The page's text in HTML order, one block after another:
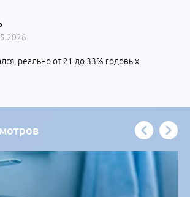
реально от 21 до 33% годовых